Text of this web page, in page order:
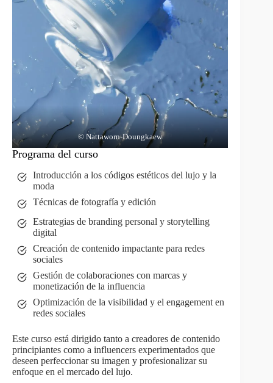
© Nattaworn-Doungkaew
Programa del curso
Introducción a los códigos estéticos del lujo y la
moda
Técnicas de fotografía y edición
Estrategias de branding personal y storytelling
digital
Creación de contenido impactante para redes
sociales
Gestión de colaboraciones con marcas y
monetización de la influencia
Optimización de la visibilidad y el engagement en
redes sociales
Este curso está dirigido tanto a creadores de contenido
principiantes como a influencers experimentados que
deseen perfeccionar su imagen y profesionalizar su
enfoque en el mercado del lujo.